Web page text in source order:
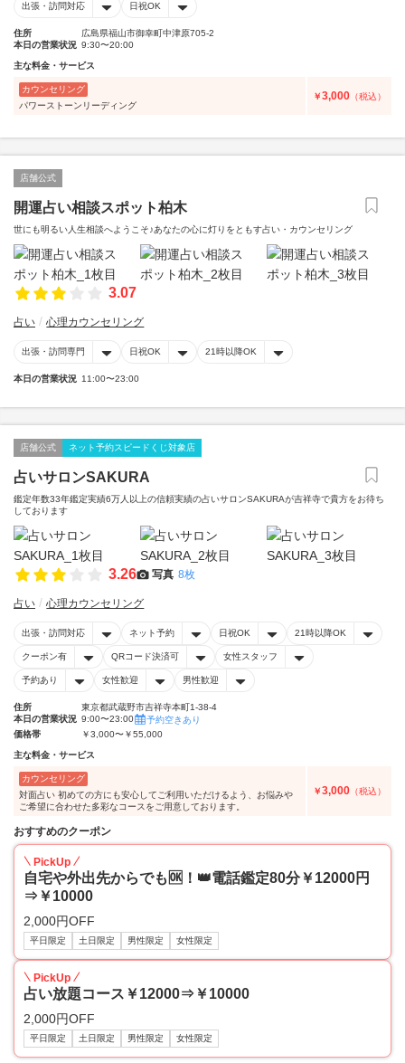
出張・訪問対応 日祝OK
住所
広島県福山市御幸町中津原705-2
本日の営業状況 9:30〜20:00
主な料金・サービス
カウンセリング
パワーストーンリーディング
￥3,000 （税込）
店舗公式
開運占い相談スポット柏木
世にも明るい人生相談へようこそ♪あなたの心に灯りをともす占い・カウンセリング
3.07
占い 心理カウンセリング
出張・訪問専門 日祝OK 21時以降OK
本日の営業状況 11:00〜23:00
店舗公式 ネット予約スピードくじ対象店
占いサロンSAKURA
鑑定年数33年鑑定実績6万人以上の信頼実績の占いサロンSAKURAが吉祥寺で貴方をお待ち
しております
3.26 写真 8枚
占い 心理カウンセリング
出張・訪問対応 ネット予約 日祝OK 21時以降OK
クーポン有 QRコード決済可 女性スタッフ
予約あり 女性歓迎 男性歓迎
住所
東京都武蔵野市吉祥寺本町1-38-4
本日の営業状況 9:00〜23:00
予約空きあり
価格帯
￥3,000〜￥55,000
主な料金・サービス
カウンセリング
対面占い 初めての方にも安心してご利用いただけるよう、お悩みや
ご希望に合わせた多彩なコースをご用意しております。
￥3,000 （税込）
おすすめのクーポン
PickUp
自宅や外出先からでも🆗！👑電話鑑定80分￥12000円
⇒￥10000
2,000円OFF
平日限定 土日限定 男性限定 女性限定
PickUp
占い放題コース￥12000⇒￥10000
2,000円OFF
平日限定 土日限定 男性限定 女性限定